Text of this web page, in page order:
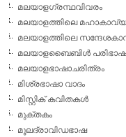
മലയാളഗ്രന്ഥവിവരം
മലയാളത്തിലെ
മലയാളത്തിലെ
മലയാളബൈബിള്‍
മലയാളഭാഷാചരിത്രം
മിശ്രഭാഷാ വാദം
മിസ്റ്റിക് കവിതകള്‍
മുക്തകം
മൂലദ്രാവിഡഭാഷ